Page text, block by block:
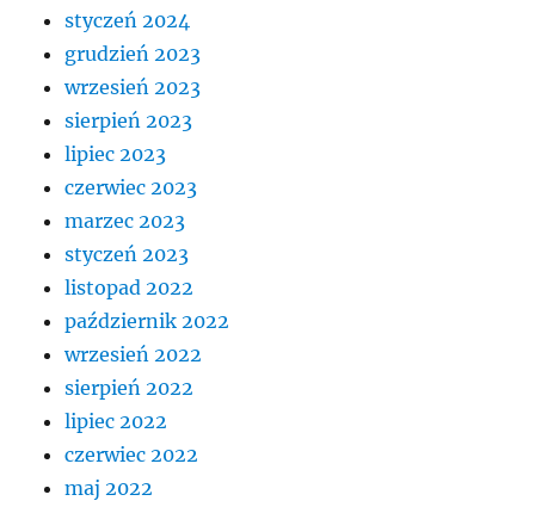
styczeń 2024
grudzień 2023
wrzesień 2023
sierpień 2023
lipiec 2023
czerwiec 2023
marzec 2023
styczeń 2023
listopad 2022
październik 2022
wrzesień 2022
sierpień 2022
lipiec 2022
czerwiec 2022
maj 2022